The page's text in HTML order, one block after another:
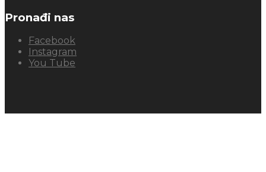
Pronađi nas
Facebook
Instagram
You Tube